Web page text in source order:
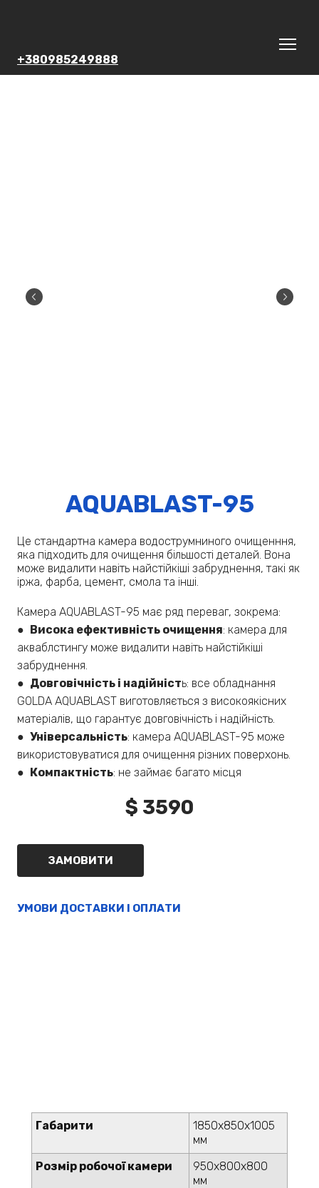
+380985249888
AQUABLAST-95
Це стандартна камера водострумниного очищенння,
яка підходить для очищення більшості деталей. Вона
може видалити навіть найстійкіші забруднення, такі як
іржа, фарба, цемент, смола та інші.
Камера AQUABLAST-95 має ряд переваг, зокрема:
● Висока ефективність очищення: камера для
акваблстингу може видалити навіть найстійкіші
забруднення.
● Довговічність і надійність: все обладнання
GOLDA AQUABLAST виготовляється з високоякісних
матеріалів, що гарантує довговічність і надійність.
● Універсальність: камера AQUABLAST-95 може
використовуватися для очищення різних поверхонь.
● Компактність: не займає багато місця
$ 3590
ЗАМОВИТИ
УМОВИ ДОСТАВКИ І ОПЛАТИ
Габарити
1850х850х1005
мм
Розмір робочої камери
950х800х800
мм